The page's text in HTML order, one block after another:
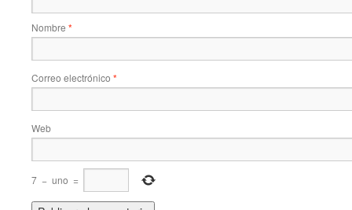
Nombre *
Correo electrónico *
Web
7 − uno =